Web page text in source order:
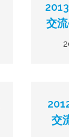
交
交